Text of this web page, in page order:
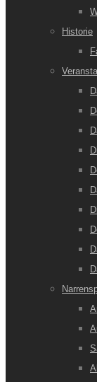
Historie